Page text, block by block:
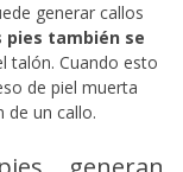
generar callos
pies también se
talón. Cuando esto
de piel muerta
de un callo.